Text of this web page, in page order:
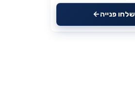
שלחו פנייה